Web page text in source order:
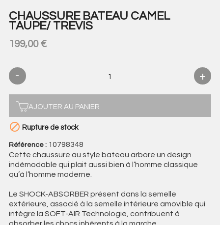
CHAUSSURE BATEAU CAMEL
TAUPE/ TREVIS
199,00 €
AJOUTER AU PANIER
 Rupture de stock
Référence : 10798348
Cette chaussure au style bateau arbore un design
indémodable qui plait aussi bien à l’homme classique
qu’à l’homme moderne.
Le SHOCK-ABSORBER présent dans la semelle
extérieure, associé à la semelle intérieure amovible qui
intègre la SOFT-AIR Technologie, contribuent à